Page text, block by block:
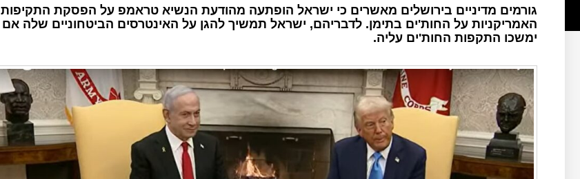
גורמים מדיניים בירושלים מאשרים כי ישראל הופתעה מהודעת הנשיא טראמפ על הפסקת התקיפות
האמריקניות על החות'ים בתימן. לדבריהם, ישראל תמשיך להגן על האינטרסים הביטחוניים שלה אם
ימשכו התקפות החות'ים עליה.